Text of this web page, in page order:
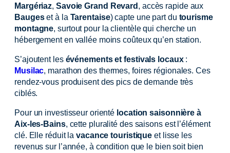
Margériaz, Savoie Grand Revard , accès rapide aux
Baugeset à la Tarentaise) capte une part du tourisme
montagne, surtout pour la clientèle qui cherche un
hébergement en vallée moins coûteux qu’en station.
S’ajoutent les événements et festivals locaux:
Musilac, marathon des thermes, foires régionales. Ces
rendez-vous produisent des pics de demande très
ciblés.
Pour un investisseur orienté location saisonnière à
Aix-les-Bains, cette pluralité des saisons est l’élément
clé. Elle réduit lavacance touristique et lisse les
revenus sur l’année, à condition que le bien soit bien